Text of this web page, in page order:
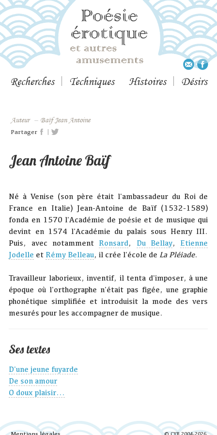
Recherches Techniques Histoires Désirs
Auteur – Baïf Jean Antoine
Partager |
Jean Antoine Baïf
Né à Venise (son père était l'ambassadeur du Roi de
France en Italie) Jean-Antoine de Baïf (1532-1589)
fonda en 1570 l'Académie de poésie et de musique qui
devint en 1574 l'Académie du palais sous Henry III.
Puis, avec notamment Ronsard, Du Bellay, Etienne
Jodelle et Rémy Belleau, il crée l'école de La Pléiade.
Travailleur laborieux, inventif, il tenta d'imposer, à une
époque où l'orthographe n'était pas figée, une graphie
phonétique simplifiée et introduisit la mode des vers
mesurés pour les accompagner de musique.
Ses textes
D'une jeune fuyarde
De son amour
O doux plaisir...
© CYR 2004-2026
Mentions légales